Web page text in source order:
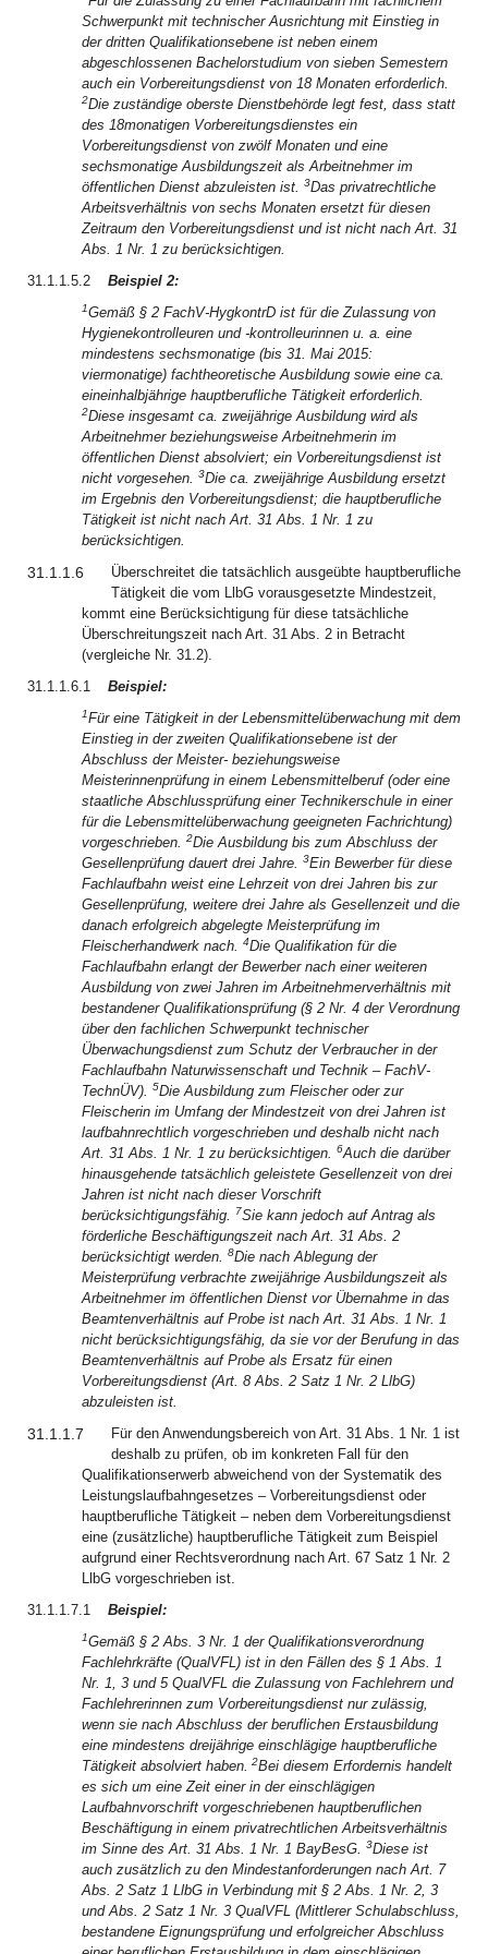
Schwerpunkt mit technischer Ausrichtung mit Einstieg in
der dritten Qualifikationsebene ist neben einem
abgeschlossenen Bachelorstudium von sieben Semestern
auch ein Vorbereitungsdienst von 18 Monaten erforderlich.
2Die zuständige oberste Dienstbehörde legt fest, dass statt
des 18monatigen Vorbereitungsdienstes ein
Vorbereitungsdienst von zwölf Monaten und eine
sechsmonatige Ausbildungszeit als Arbeitnehmer im
öffentlichen Dienst abzuleisten ist. 3Das privatrechtliche
Arbeitsverhältnis von sechs Monaten ersetzt für diesen
Zeitraum den Vorbereitungsdienst und ist nicht nach Art. 31
Abs. 1 Nr. 1 zu berücksichtigen.
31.1.1.5.2
Beispiel 2:
1Gemäß § 2 FachV-HygkontrD ist für die Zulassung von
Hygienekontrolleuren und -kontrolleurinnen u. a. eine
mindestens sechsmonatige (bis 31. Mai 2015:
viermonatige) fachtheoretische Ausbildung sowie eine ca.
eineinhalbjährige hauptberufliche Tätigkeit erforderlich.
2Diese insgesamt ca. zweijährige Ausbildung wird als
Arbeitnehmer beziehungsweise Arbeitnehmerin im
öffentlichen Dienst absolviert; ein Vorbereitungsdienst ist
nicht vorgesehen. 3Die ca. zweijährige Ausbildung ersetzt
im Ergebnis den Vorbereitungsdienst; die hauptberufliche
Tätigkeit ist nicht nach Art. 31 Abs. 1 Nr. 1 zu
berücksichtigen.
31.1.1.6
Überschreitet die tatsächlich ausgeübte hauptberufliche
Tätigkeit die vom LlbG vorausgesetzte Mindestzeit,
kommt eine Berücksichtigung für diese tatsächliche
Überschreitungszeit nach Art. 31 Abs. 2 in Betracht
(vergleiche Nr. 31.2).
31.1.1.6.1
Beispiel:
1Für eine Tätigkeit in der Lebensmittelüberwachung mit dem
Einstieg in der zweiten Qualifikationsebene ist der
Abschluss der Meister- beziehungsweise
Meisterinnenprüfung in einem Lebensmittelberuf (oder eine
staatliche Abschlussprüfung einer Technikerschule in einer
für die Lebensmittelüberwachung geeigneten Fachrichtung)
vorgeschrieben. 2Die Ausbildung bis zum Abschluss der
Gesellenprüfung dauert drei Jahre. 3Ein Bewerber für diese
Fachlaufbahn weist eine Lehrzeit von drei Jahren bis zur
Gesellenprüfung, weitere drei Jahre als Gesellenzeit und die
danach erfolgreich abgelegte Meisterprüfung im
Fleischerhandwerk nach. 4Die Qualifikation für die
Fachlaufbahn erlangt der Bewerber nach einer weiteren
Ausbildung von zwei Jahren im Arbeitnehmerverhältnis mit
bestandener Qualifikationsprüfung (§ 2 Nr. 4 der Verordnung
über den fachlichen Schwerpunkt technischer
Überwachungsdienst zum Schutz der Verbraucher in der
Fachlaufbahn Naturwissenschaft und Technik – FachV-
TechnÜV). 5Die Ausbildung zum Fleischer oder zur
Fleischerin im Umfang der Mindestzeit von drei Jahren ist
laufbahnrechtlich vorgeschrieben und deshalb nicht nach
Art. 31 Abs. 1 Nr. 1 zu berücksichtigen. 6Auch die darüber
hinausgehende tatsächlich geleistete Gesellenzeit von drei
Jahren ist nicht nach dieser Vorschrift
berücksichtigungsfähig.
7Sie kann jedoch auf Antrag als
förderliche Beschäftigungszeit nach Art. 31 Abs. 2
berücksichtigt werden. 8Die nach Ablegung der
Meisterprüfung verbrachte zweijährige Ausbildungszeit als
Arbeitnehmer im öffentlichen Dienst vor Übernahme in das
Beamtenverhältnis auf Probe ist nach Art. 31 Abs. 1 Nr. 1
nicht berücksichtigungsfähig, da sie vor der Berufung in das
Beamtenverhältnis auf Probe als Ersatz für einen
Vorbereitungsdienst (Art. 8 Abs. 2 Satz 1 Nr. 2 LlbG)
abzuleisten ist.
31.1.1.7
Für den Anwendungsbereich von Art. 31 Abs. 1 Nr. 1 ist
deshalb zu prüfen, ob im konkreten Fall für den
Qualifikationserwerb abweichend von der Systematik des
Leistungslaufbahngesetzes – Vorbereitungsdienst oder
hauptberufliche Tätigkeit – neben dem Vorbereitungsdienst
eine (zusätzliche) hauptberufliche Tätigkeit zum Beispiel
aufgrund einer Rechtsverordnung nach Art. 67 Satz 1 Nr. 2
LlbG vorgeschrieben ist.
31.1.1.7.1
Beispiel:
1Gemäß § 2 Abs. 3 Nr. 1 der Qualifikationsverordnung
Fachlehrkräfte (QualVFL) ist in den Fällen des § 1 Abs. 1
Nr. 1, 3 und 5 QualVFL die Zulassung von Fachlehrern und
Fachlehrerinnen zum Vorbereitungsdienst nur zulässig,
wenn sie nach Abschluss der beruflichen Erstausbildung
eine mindestens dreijährige einschlägige hauptberufliche
Tätigkeit absolviert haben. 2Bei diesem Erfordernis handelt
es sich um eine Zeit einer in der einschlägigen
Laufbahnvorschrift vorgeschriebenen hauptberuflichen
Beschäftigung in einem privatrechtlichen Arbeitsverhältnis
im Sinne des Art. 31 Abs. 1 Nr. 1 BayBesG. 3Diese ist
auch zusätzlich zu den Mindestanforderungen nach Art. 7
Abs. 2 Satz 1 LlbG in Verbindung mit § 2 Abs. 1 Nr. 2, 3
und Abs. 2 Satz 1 Nr. 3 QualVFL (Mittlerer Schulabschluss,
bestandene Eignungsprüfung und erfolgreicher Abschluss